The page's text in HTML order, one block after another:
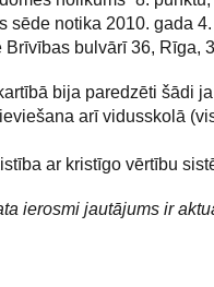
sēde notika 2010. gada
bulvārī 36, Rīga,
bija paredzēti šādi
arī vidusskolā
ar kristīgo vērtību
ierosmi jautājums ir